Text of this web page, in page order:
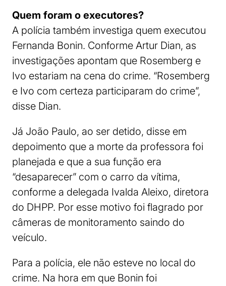
Quem foram o executores?
A polícia também investiga quem executou
Fernanda Bonin. Conforme Artur Dian, as
investigações apontam que Rosemberg e
Ivo estariam na cena do crime. “Rosemberg
e Ivo com certeza participaram do crime”,
disse Dian.
Já João Paulo, ao ser detido, disse em
depoimento que a morte da professora foi
planejada e que a sua função era
“desaparecer” com o carro da vítima,
conforme a delegada Ivalda Aleixo, diretora
do DHPP. Por esse motivo foi flagrado por
câmeras de monitoramento saindo do
veículo.
Para a polícia, ele não esteve no local do
crime. Na hora em que Bonin foi